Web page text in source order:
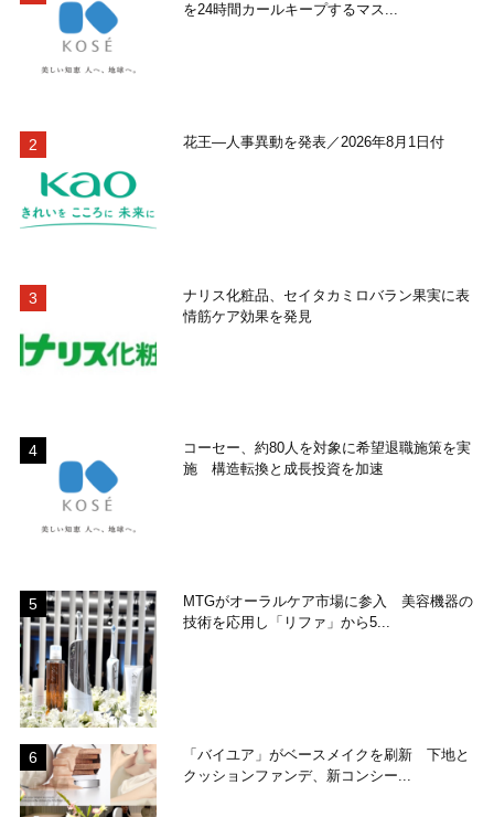
を24時間カールキープするマス...
花王―人事異動を発表／2026年8月1日付
ナリス化粧品、セイタカミロバラン果実に表
情筋ケア効果を発見
コーセー、約80人を対象に希望退職施策を実
施 構造転換と成長投資を加速
MTGがオーラルケア市場に参入 美容機器の
技術を応用し「リファ」から5...
「バイユア」がベースメイクを刷新 下地と
クッションファンデ、新コンシー...